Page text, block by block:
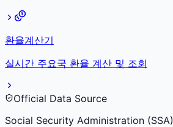
환율계산기
실시간 주요국 환율 계산 및 조회
Official Data Source
Social Security Administration (SSA)